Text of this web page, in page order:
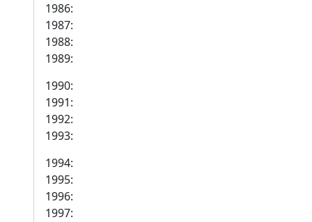
1986:
1987:
1988:
1989:
1990:
1991:
1992:
1993:
1994:
1995:
1996:
1997: